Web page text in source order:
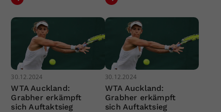
30.12.2024
WTA Auckland:
Grabher erkämpft
sich Auftaktsieg
30.12.2024
WTA Auckland:
Grabher erkämpft
sich Auftaktsieg